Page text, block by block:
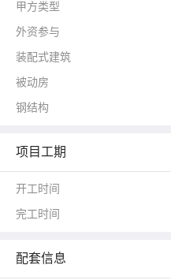
甲方类型
外资参与
装配式建筑
被动房
钢结构
项目工期
开工时间
完工时间
配套信息